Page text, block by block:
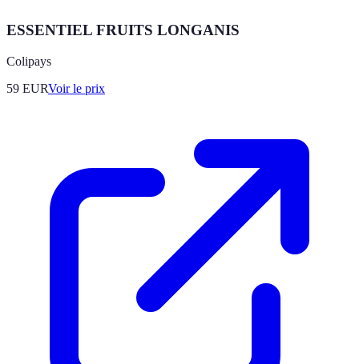
ESSENTIEL FRUITS LONGANIS
Colipays
59 EURVoir le prix